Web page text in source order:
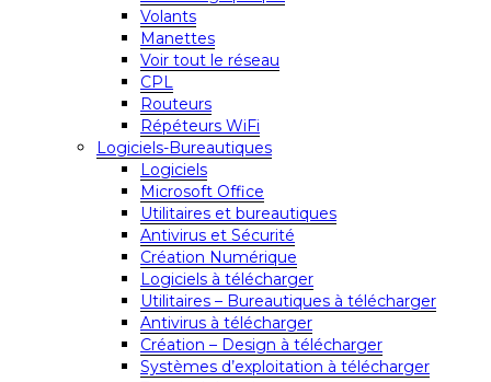
Volants
Manettes
Voir tout le réseau
CPL
Routeurs
Répéteurs WiFi
Logiciels-Bureautiques
Logiciels
Microsoft Office
Utilitaires et bureautiques
Antivirus et Sécurité
Création Numérique
Logiciels à télécharger
Utilitaires – Bureautiques à télécharger
Antivirus à télécharger
Création – Design à télécharger
Systèmes d’exploitation à télécharger